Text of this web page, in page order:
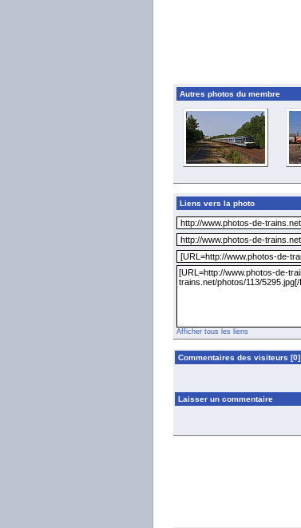
Autres photos du membre
Liens vers la photo
Afficher tous les liens
Commentaires des visiteurs [0]
Laisser un commentaire